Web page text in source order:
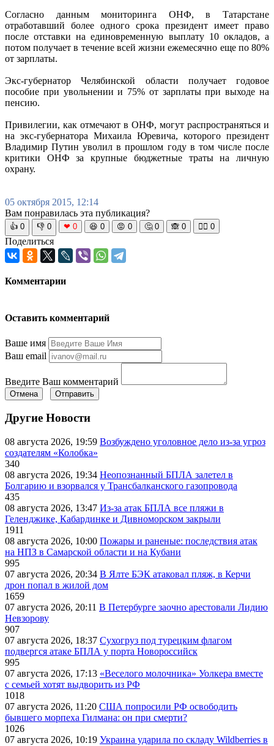
Согласно данным мониторинга ОНФ, в Татарстане
отработавший более одного срока президент имеет право
после отставки на единовременную выплату 10 окладов, а
потом получает в течение всей жизни ежемесячно еще по 80%
от зарплаты.
Экс-губернатор Челябинской области получает годовое
пособие при увольнении и 75% от зарплаты при выходе на
пенсию.
Привилегии, как отмечают в ОНФ, могут распространяться и
на экс-губернатора Михаила Юревича, которого президент
Владимир Путин уволил в прошлом году в том числе после
критики ОНФ за крупные бюджетные траты на личную
охрану.
05 октября 2015, 12:14
Вам понравилась эта публикация?
👍 0 👎 0 ❤ 0 😆 0 😡 0 🤔 0 🙈 0 🧘‍♀️ 0
Поделиться
Комментарии
Оставить комментарий
Ваше имя
Ваш email
Введите Ваш комментарий
Отмена Отправить
Другие Новости
08 августа 2026, 19:59 Возбуждено уголовное дело из-за угроз
создателям «Колобка»
340
08 августа 2026, 19:34 Неопознанный БПЛА залетел в
Болгарию и взорвался у Трансбалканского газопровода
435
08 августа 2026, 13:47 Из-за атак БПЛА все пляжи в
Геленджике, Кабардинке и Дивноморском закрыли
1911
08 августа 2026, 10:00 Пожары и раненые: последствия атак
на НПЗ в Самарской области и на Кубани
995
07 августа 2026, 20:34 В Ялте БЭК атаковал пляж, в Керчи
дрон попал в жилой дом
1659
07 августа 2026, 20:11 В Петербурге заочно арестовали Лидию
Невзорову
907
07 августа 2026, 18:37 Сухогруз под турецким флагом
подвергся атаке БПЛА у порта Новороссийск
995
07 августа 2026, 17:13 «Веселого молочника» Уолкера вместе
с семьей хотят выдворить из РФ
1018
07 августа 2026, 11:20 США попросили РФ освободить
бывшего морпеха Гилмана: он при смерти?
1026
07 августа 2026, 10:19 Украина ударила по складу Wildberries в